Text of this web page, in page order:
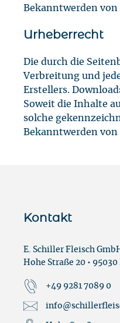
Bekanntwerden
Urheberrecht
Die durch die
Verbreitung und
Erstellers.
Soweit die Inhalte
solche
Bekanntwerden
Kontakt
E. Schiller Fleisch
Hohe Straße 20 •
+49 9281 7089 0